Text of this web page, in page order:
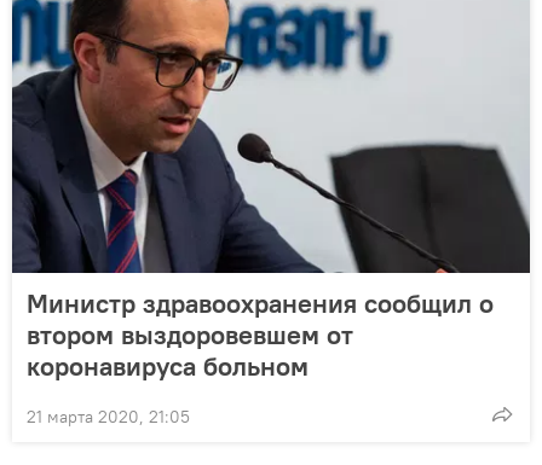
Министр здравоохранения сообщил о
втором выздоровевшем от
коронавируса больном
21 марта 2020, 21:05